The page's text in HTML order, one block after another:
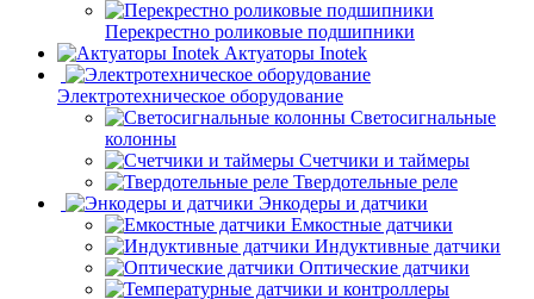
Перекрестно роликовые подшипники
Актуаторы Inotek
Электротехническое оборудование
Светосигнальные
колонны
Счетчики и таймеры
Твердотельные реле
Энкодеры и датчики
Емкостные датчики
Индуктивные датчики
Оптические датчики